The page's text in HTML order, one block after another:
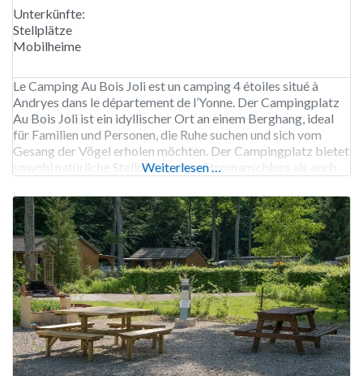
Unterkünfte:
Stellplätze
Mobilheime
Le Camping Au Bois Joli est un camping 4 étoiles situé à
Andryes dans le département de l’Yonne. Der Campingplatz
Au Bois Joli ist ein idyllischer Ort an einem Berghang, ideal
für Familien und Personen, die Ruhe suchen und sich vom
Gesang der Vögel erholen möchten. Der Campingplatz bietet
sowohl natürliche Stellplätze ohne Stromanschluss als auch
Weiterlesen …